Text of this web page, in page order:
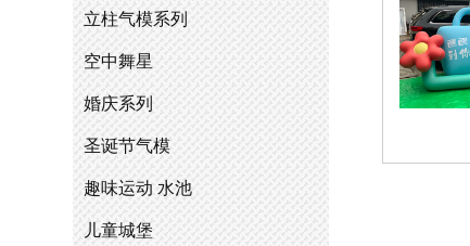
立柱气模系列
空中舞星
婚庆系列
圣诞节气模
趣味运动 水池
儿童城堡